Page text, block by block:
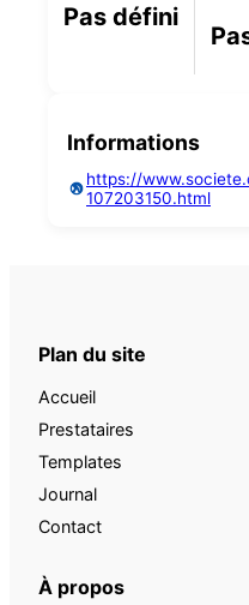
Pas défini
Informations
https://
107203150.html
Plan du site
Accueil
Prestataires
Templates
Journal
Contact
À propos